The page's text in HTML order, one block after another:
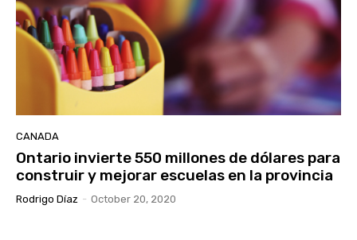
CANADA
Ontario invierte 550 millones de dólares para
construir y mejorar escuelas en la provincia
Rodrigo Díaz - October 20, 2020